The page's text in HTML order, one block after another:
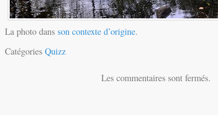
La photo dans son contexte d’origine.
Catégories Quizz
Les commentaires sont fermés.